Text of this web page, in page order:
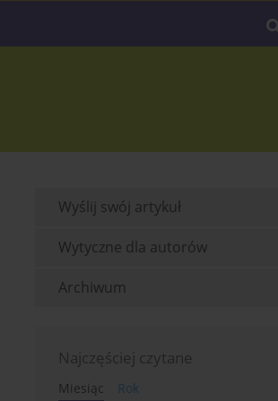
Wyślij swój artykuł
Wytyczne dla autorów
Archiwum
Najczęściej czytane
Miesiąc
Rok